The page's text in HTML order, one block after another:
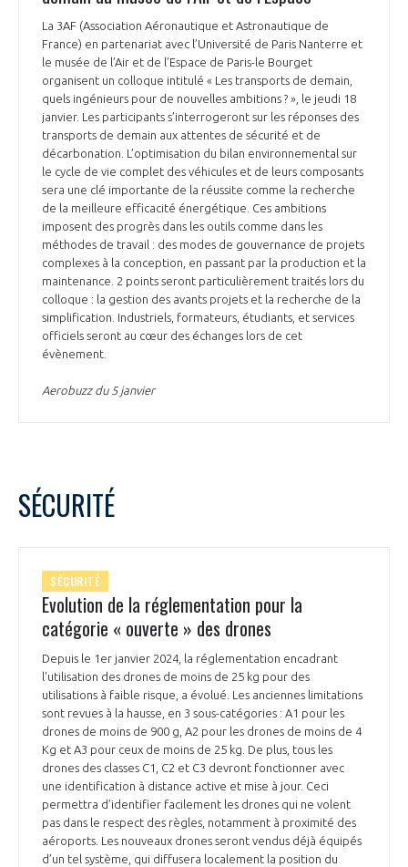
La 3AF (Association Aéronautique et Astronautique de
France) en partenariat avec l’Université de Paris Nanterre et
le musée de l’Air et de l’Espace de Paris-le Bourget
organisent un colloque intitulé « Les transports de demain,
quels ingénieurs pour de nouvelles ambitions ? », le jeudi 18
janvier. Les participants s’interrogeront sur les réponses des
transports de demain aux attentes de sécurité et de
décarbonation. L’optimisation du bilan environnemental sur
le cycle de vie complet des véhicules et de leurs composants
sera une clé importante de la réussite comme la recherche
de la meilleure efficacité énergétique. Ces ambitions
imposent des progrès dans les outils comme dans les
méthodes de travail : des modes de gouvernance de projets
complexes à la conception, en passant par la production et la
maintenance. 2 points seront particulièrement traités lors du
colloque : la gestion des avants projets et la recherche de la
simplification. Industriels, formateurs, étudiants, et services
officiels seront au cœur des échanges lors de cet
évènement.
Aerobuzz du 5 janvier
SÉCURITÉ
SÉCURITÉ
Evolution de la réglementation pour la
catégorie « ouverte » des drones
Depuis le 1er janvier 2024, la réglementation encadrant
l'utilisation des drones de moins de 25 kg pour des
utilisations à faible risque, a évolué. Les anciennes limitations
sont revues à la hausse, en 3 sous-catégories : A1 pour les
drones de moins de 900 g, A2 pour les drones de moins de 4
Kg et A3 pour ceux de moins de 25 kg. De plus, tous les
drones des classes C1, C2 et C3 devront fonctionner avec
une identification à distance active et mise à jour. Ceci
permettra d’identifier facilement les drones qui ne volent
pas dans le respect des règles, notamment à proximité des
aéroports. Les nouveaux drones seront vendus déjà équipés
d’un tel système, qui diffusera localement la position du